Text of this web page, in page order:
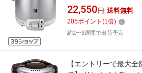
イプ 0.54L 都市ガス用
ホワイト RR-
13A]【rb_cooking_cpn
22,550 円 送料無料
205ポイント (1倍)
約2〜3週間で出荷予定
【エントリーで最大